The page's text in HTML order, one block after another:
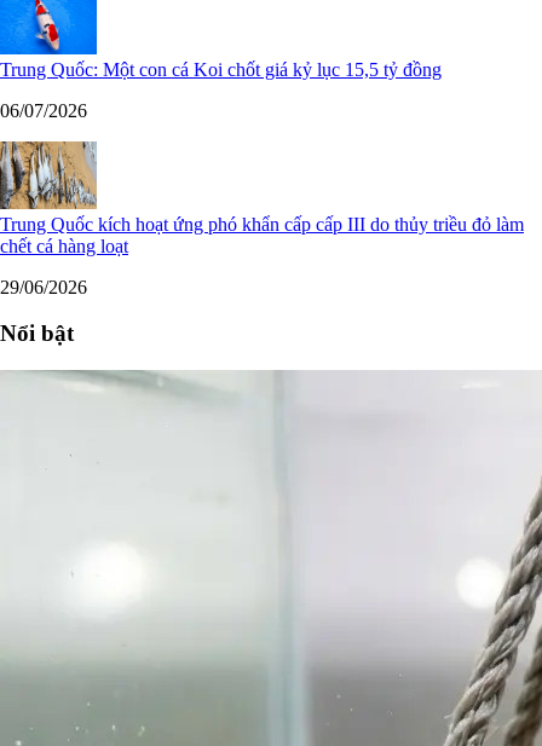
Trung Quốc: Một con cá Koi chốt giá kỷ lục 15,5 tỷ đồng
06/07/2026
Trung Quốc kích hoạt ứng phó khẩn cấp cấp III do thủy triều đỏ làm
chết cá hàng loạt
29/06/2026
Nổi bật